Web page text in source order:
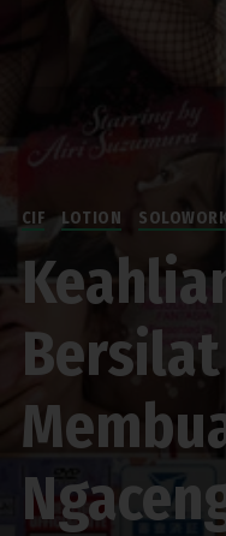
CIF LOTION SOLOWORK